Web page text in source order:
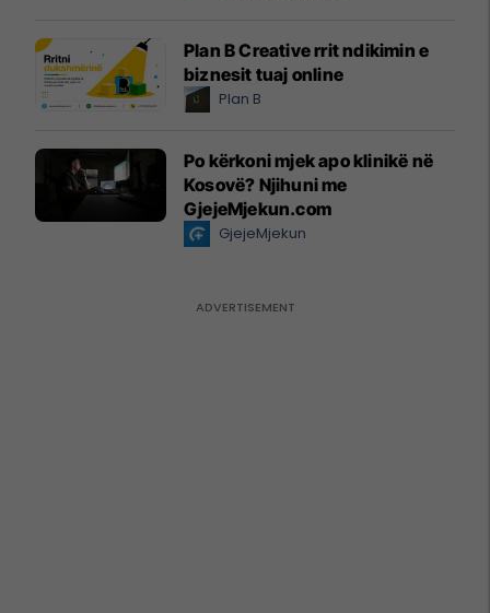
Plan B Creative rrit ndikimin e
biznesit tuaj online
Plan B
Po kërkoni mjek apo klinikë në
Kosovë? Njihuni me
GjejeMjekun.com
GjejeMjekun